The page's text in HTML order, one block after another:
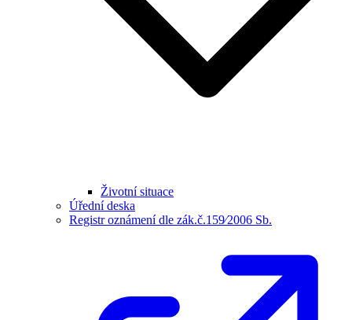
Životní situace
Úřední deska
Registr oznámení dle zák.č.159⁄2006 Sb.